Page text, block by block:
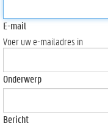
E-mail
Voer uw e-mailadres in
Onderwerp
Bericht